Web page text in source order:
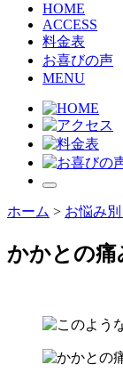
HOME
ACCESS
料金表
お喜びの声
MENU
ホーム > お悩み
かかとの痛